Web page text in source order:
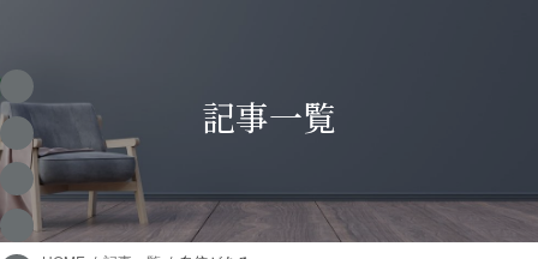
キ
ッ
プ
に
移
動
記事一覧